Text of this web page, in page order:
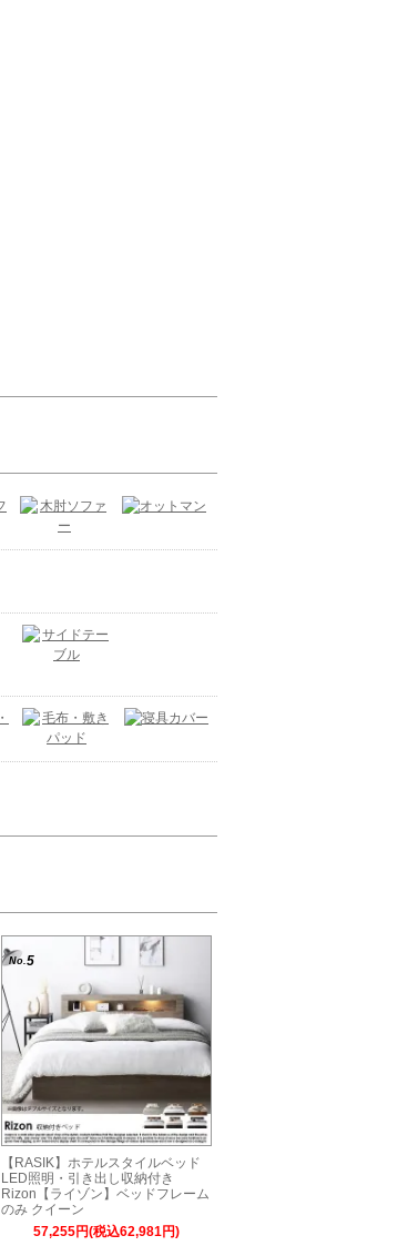
No.5
【RASIK】ホテルスタイルベッド
LED照明・引き出し収納付き
Rizon【ライゾン】ベッドフレーム
のみ クイーン
57,255円(税込62,981円)